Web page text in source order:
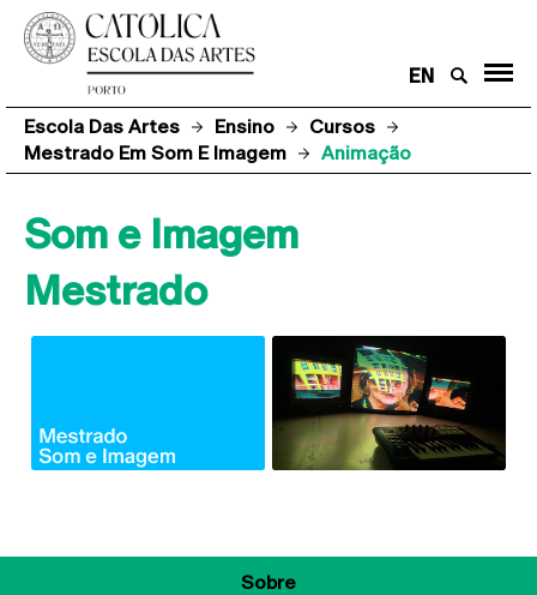
EN
Escola Das Artes Ensino
Cursos
Mestrado Em Som E Imagem
Animação
Som e Imagem
Mestrado
Sobre